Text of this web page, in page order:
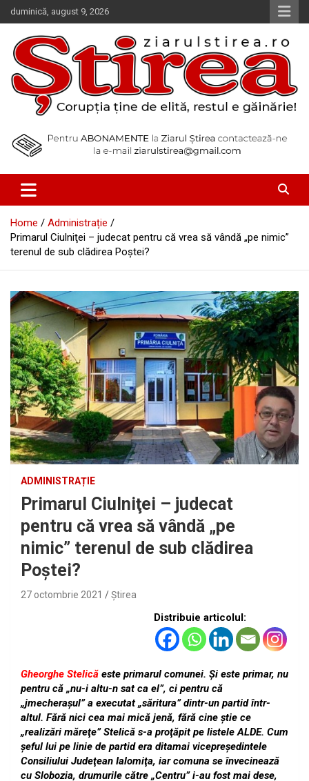
Skip
to
content
duminică, august 9, 2026
Ziarul Știrea
Home
Administrație
Primarul Ciulniţei – judecat pentru că vrea să vândă „pe nimic”
terenul de sub clădirea Poştei?
ADMINISTRAȚIE
Primarul Ciulniţei – judecat
pentru că vrea să vândă „pe
nimic” terenul de sub clădirea
Poştei?
27 octombrie 2021 Ştirea
Distribuie articolul:
Gheorghe Stelică este primarul comunei. Şi este primar, nu
pentru că „nu-i altu-n sat ca el”, ci pentru că
„jmecheraşul” a executat „săritura” dintr-un partid într-
altul. Fără nici cea mai mică jenă, fără cine ştie ce
„realizări măreţe” Stelică s-a proţăpit pe listele ALDE. Cum
şeful lui pe linie de partid era ditamai vicepreşedintele
Consiliului Judeţean Ialomiţa, iar comuna se învecinează
cu Slobozia, drumurile către „Centru” i-au fost mai dese,